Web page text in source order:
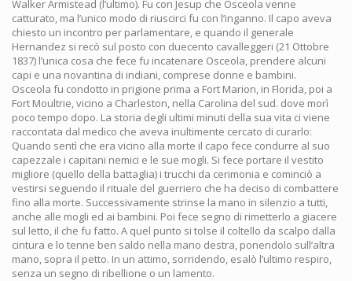
Walker Armistead (l’ultimo). Fu con Jesup che Osceola venne
catturato, ma l’unico modo di riuscirci fu con l’inganno. Il capo aveva
chiesto un incontro per parlamentare, e quando il generale
Hernandez si recò sul posto con duecento cavalleggeri (21 Ottobre
1837) l’unica cosa che fece fu incatenare Osceola, prendere alcuni
capi e una novantina di indiani, comprese donne e bambini.
Osceola fu condotto in prigione prima a Fort Marion, in Florida, poi a
Fort Moultrie, vicino a Charleston, nella Carolina del sud. dove morì
poco tempo dopo. La storia degli ultimi minuti della sua vita ci viene
raccontata dal medico che aveva inultimente cercato di curarlo:
Quando sentì che era vicino alla morte il capo fece condurre al suo
capezzale i capitani nemici e le sue mogli. Si fece portare il vestito
migliore (quello della battaglia) i trucchi da cerimonia e cominciò a
vestirsi seguendo il rituale del guerriero che ha deciso di combattere
fino alla morte. Successivamente strinse la mano in silenzio a tutti,
anche alle mogli ed ai bambini. Poi fece segno di rimetterlo a giacere
sul letto, il che fu fatto. A quel punto si tolse il coltello da scalpo dalla
cintura e lo tenne ben saldo nella mano destra, ponendolo sull’altra
mano, sopra il petto. In un attimo, sorridendo, esalò l’ultimo respiro,
senza un segno di ribellione o un lamento.